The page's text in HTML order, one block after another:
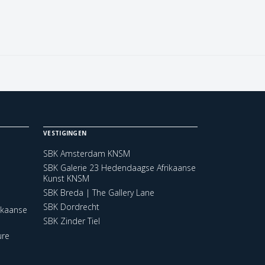
VESTIGINGEN
SBK Amsterdam KNSM
SBK Galerie 23 Hedendaagse Afrikaanse
Kunst KNSM
SBK Breda | The Gallery Lane
SBK Dordrecht
SBK Zinder Tiel